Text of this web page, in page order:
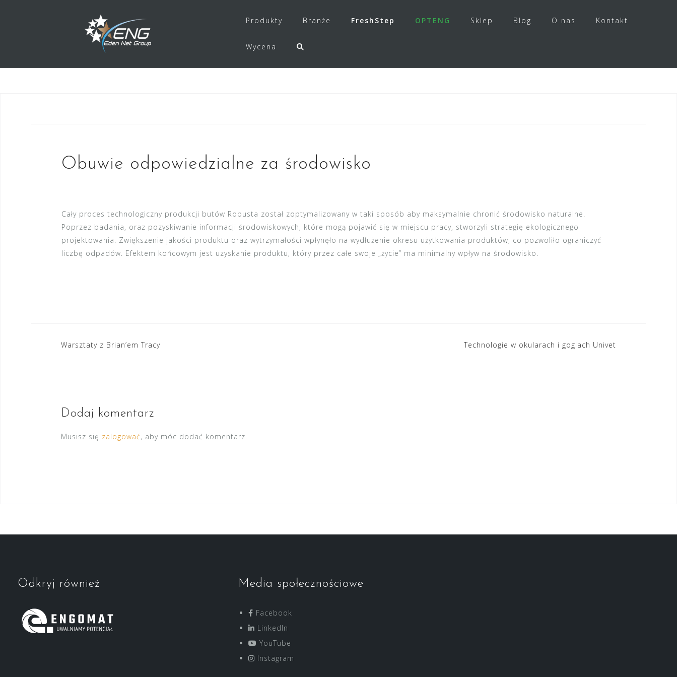
Produkty Branże FreshStep OPTENG Sklep Blog O nas Kontakt
Wycena
Obuwie odpowiedzialne za środowisko
Cały proces technologiczny produkcji butów Robusta został zoptymalizowany w taki sposób aby maksymalnie chronić środowisko naturalne.
Poprzez badania, oraz pozyskiwanie informacji środowiskowych, które mogą pojawić się w miejscu pracy, stworzyli strategię ekologicznego
projektowania. Zwiększenie jakości produktu oraz wytrzymałości wpłynęło na wydłużenie okresu użytkowania produktów, co pozwoliło ograniczyć
liczbę odpadów. Efektem końcowym jest uzyskanie produktu, który przez całe swoje „życie” ma minimalny wpływ na środowisko.
Nawigacja
Warsztaty z Brian’em Tracy Technologie w okularach i goglach Univet
Dodaj komentarz
Musisz się zalogować, aby móc dodać komentarz.
Odkryj również Media społecznościowe
Facebook
LinkedIn
YouTube
Instagram